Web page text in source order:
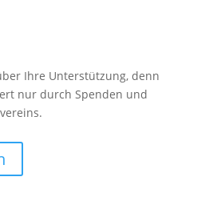
Ihre Unterstützung, denn
nur durch Spenden und